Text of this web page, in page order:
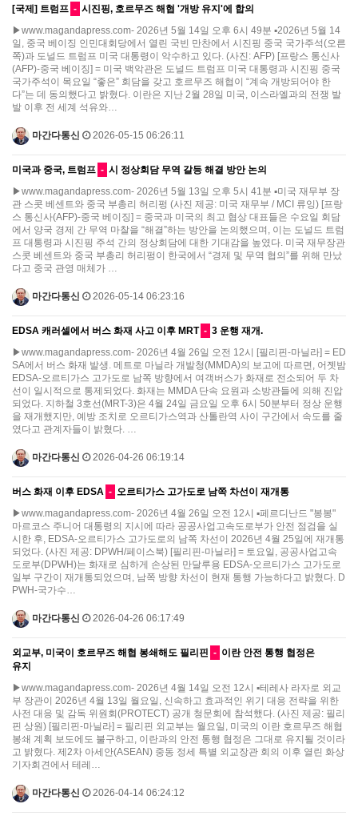
[국제] 트럼프 - 시진핑, 호르무즈 해협 '개방 유지'에 합의
▶www.magandapress.com- 2026년 5월 14일 오후 6시 49분 ▪2026년 5월 14
일, 중국 베이징 인민대회당에서 열린 국빈 만찬에서 시진핑 중국 국가주석(오른
쪽)과 도널드 트럼프 미국 대통령이 악수하고 있다. (사진: AFP) [프랑스 통신사
(AFP)-중국 베이징] = 미국 백악관은 도널드 트럼프 미국 대통령과 시진핑 중국
국가주석이 목요일 “좋은” 회담을 갖고 호르무즈 해협이 “계속 개방되어야 한
다”는 데 동의했다고 밝혔다. 이란은 지난 2월 28일 미국, 이스라엘과의 전쟁 발
발 이후 전 세계 석유와…
마간다통신 2026-05-15 06:26:11
미국과 중국, 트럼프 - 시 정상회담 무역 갈등 해결 방안 논의
▶www.magandapress.com- 2026년 5월 13일 오후 5시 41분 ▪미국 재무부 장
관 스콧 베센트와 중국 부총리 허리펑 (사진 제공: 미국 재무부 / MCI 류잉) [프랑
스 통신사(AFP)-중국 베이징] = 중국과 미국의 최고 협상 대표들은 수요일 회담
에서 양국 경제 간 무역 마찰을 “해결”하는 방안을 논의했으며, 이는 도널드 트럼
프 대통령과 시진핑 주석 간의 정상회담에 대한 기대감을 높였다. 미국 재무장관
스콧 베센트와 중국 부총리 허리펑이 한국에서 “경제 및 무역 협의”를 위해 만났
다고 중국 관영 매체가 …
마간다통신 2026-05-14 06:23:16
EDSA 캐러셀에서 버스 화재 사고 이후 MRT - 3 운행 재개.
▶www.magandapress.com- 2026년 4월 26일 오전 12시 [필리핀-마닐라] = ED
SA에서 버스 화재 발생. 메트로 마닐라 개발청(MMDA)의 보고에 따르면, 어젯밤
EDSA-오르티가스 고가도로 남쪽 방향에서 여객버스가 화재로 전소되어 두 차
선이 일시적으로 통제되었다. 화재는 MMDA 단속 요원과 소방관들에 의해 진압
되었다. 지하철 3호선(MRT-3)은 4월 24일 금요일 오후 6시 50분부터 정상 운행
을 재개했지만, 예방 조치로 오르티가스역과 산톨란역 사이 구간에서 속도를 줄
였다고 관계자들이 밝혔다. …
마간다통신 2026-04-26 06:19:14
버스 화재 이후 EDSA - 오르티가스 고가도로 남쪽 차선이 재개통
▶www.magandapress.com- 2026년 4월 26일 오전 12시 ▪페르디난드 "봉봉"
마르코스 주니어 대통령의 지시에 따라 공공사업고속도로부가 안전 점검을 실
시한 후, EDSA-오르티가스 고가도로의 남쪽 차선이 2026년 4월 25일에 재개통
되었다. (사진 제공: DPWH/페이스북) [필리핀-마닐라] = 토요일, 공공사업고속
도로부(DPWH)는 화재로 심하게 손상된 만달루용 EDSA-오르티가스 고가도로
일부 구간이 재개통되었으며, 남쪽 방향 차선이 현재 통행 가능하다고 밝혔다. D
PWH-국가수…
마간다통신 2026-04-26 06:17:49
외교부, 미국이 호르무즈 해협 봉쇄해도 필리핀 - 이란 안전 통행 협정은
유지
▶www.magandapress.com- 2026년 4월 14일 오전 12시 ▪테레사 라자로 외교
부 장관이 2026년 4월 13일 월요일, 신속하고 효과적인 위기 대응 전략을 위한
사전 대응 및 감독 위원회(PROTECT) 공개 청문회에 참석했다. (사진 제공: 필리
핀 상원) [필리핀-마닐라] = 필리핀 외교부는 월요일, 미국의 이란 호르무즈 해협
봉쇄 계획 보도에도 불구하고, 이란과의 안전 통행 협정은 그대로 유지될 것이라
고 밝혔다. 제2차 아세안(ASEAN) 중동 정세 특별 외교장관 회의 이후 열린 화상
기자회견에서 테레…
마간다통신 2026-04-14 06:24:12